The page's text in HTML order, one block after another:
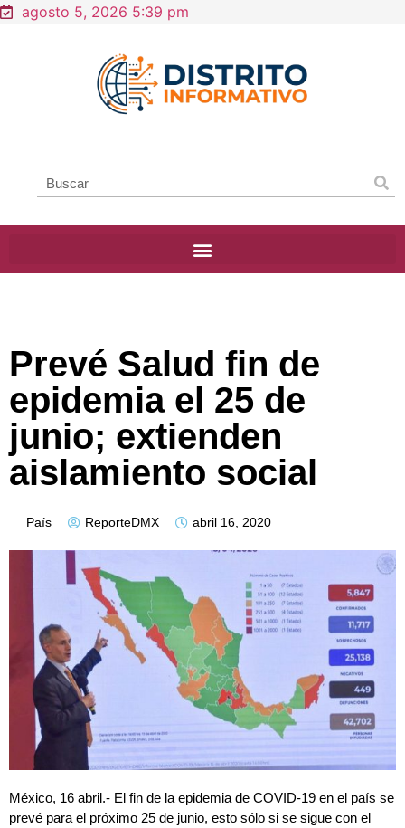
agosto 5, 2026 5:39 pm
Prevé Salud fin de
epidemia el 25 de
junio; extienden
aislamiento social
País ReporteDMX abril 16, 2020
México, 16 abril.- El fin de la epidemia de COVID-19 en el país se
prevé para el próximo 25 de junio, esto sólo si se sigue con el